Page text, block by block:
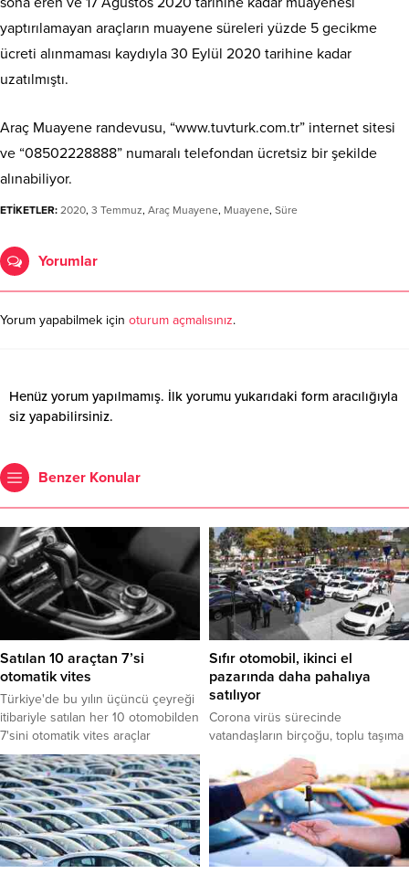
yaptırılamayan araçların muayene süreleri yüzde 5 gecikme
ücreti alınmaması kaydıyla 30 Eylül 2020 tarihine kadar
uzatılmıştı.
Araç Muayene randevusu, “www.tuvturk.com.tr” internet sitesi
ve “08502228888” numaralı telefondan ücretsiz bir şekilde
alınabiliyor.
ETİKETLER: 2020, 3 Temmuz, Araç Muayene, Muayene, Süre
Yorumlar
Yorum yapabilmek için oturum açmalısınız.
Henüz yorum yapılmamış. İlk yorumu yukarıdaki form aracılığıyla
siz yapabilirsiniz.
Benzer Konular
Satılan 10 araçtan 7’si
otomatik vites
Türkiye'de bu yılın üçüncü çeyreği
itibariyle satılan her 10 otomobilden
7'sini otomatik vites araçlar
oluşturdu.
Sıfır otomobil, ikinci el
pazarında daha pahalıya
satılıyor
Corona virüs sürecinde
vatandaşların birçoğu, toplu taşıma
araçlarında bulaş riskinin daha
yüksek olduğunu düşünerek araç
sahibi olmaya karar verdi.